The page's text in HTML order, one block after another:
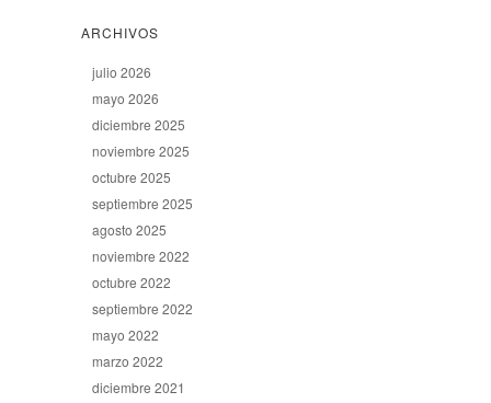
ARCHIVOS
julio 2026
mayo 2026
diciembre 2025
noviembre 2025
octubre 2025
septiembre 2025
agosto 2025
noviembre 2022
octubre 2022
septiembre 2022
mayo 2022
marzo 2022
diciembre 2021